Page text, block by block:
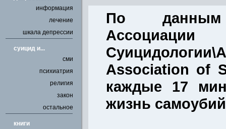
информация
лечение
шкала депрессии
cуицид и...
сми
психиатрия
религия
закон
остальное
книги
По данным
Ассоциации
Association of
каждые 17
жизнь